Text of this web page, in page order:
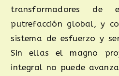
transformadores de
putrefacción global, y
sistema de esfuerzo y
Sin ellas el magno
integral no puede